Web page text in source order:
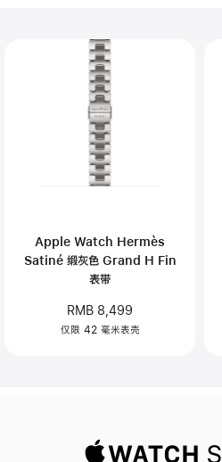
Apple Watch Hermès
Satiné 缎灰色 Grand H Fin
表带
RMB 8,499
仅限 42 毫米表壳